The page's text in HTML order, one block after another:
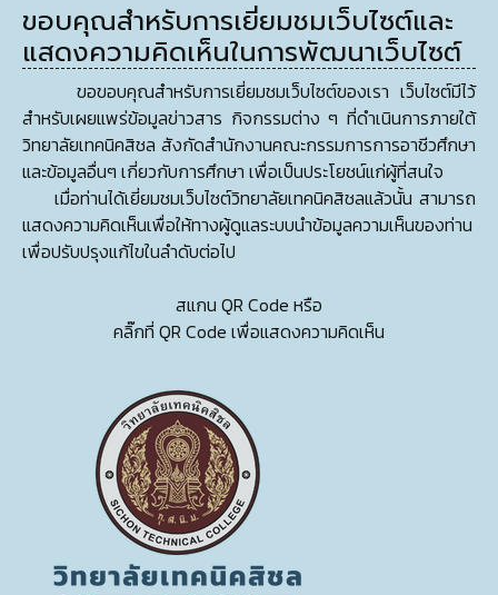
ขอบคุณสำหรับการเยี่ยมชมเว็บไซต์และ
แสดงความคิดเห็นในการพัฒนาเว็บไซต์
ขอขอบคุณสำหรับการเยี่ยมชมเว็บไซต์ของเรา เว็บไซต์มีไว้
สำหรับเผยแพร่ข้อมูลข่าวสาร กิจกรรมต่าง ๆ ที่ดำเนินการภายใต้
วิทยาลัยเทคนิคสิชล สังกัดสำนักงานคณะกรรมการการอาชีวศึกษา
และข้อมูลอื่นๆ เกี่ยวกับการศึกษา เพื่อเป็นประโยชน์แก่ผู้ที่สนใจ
เมื่อท่านได้เยี่ยมชมเว็บไซต์วิทยาลัยเทคนิคสิชลแล้วนั้น สามารถ
แสดงความคิดเห็นเพื่อให้ทางผู้ดูแลระบบนำข้อมูลความเห็นของท่าน
เพื่อปรับปรุงแก้ไขในลำดับต่อไป
สแกน QR Code หรือ
คลิ๊กที่ QR Code เพื่อแสดงความคิดเห็น